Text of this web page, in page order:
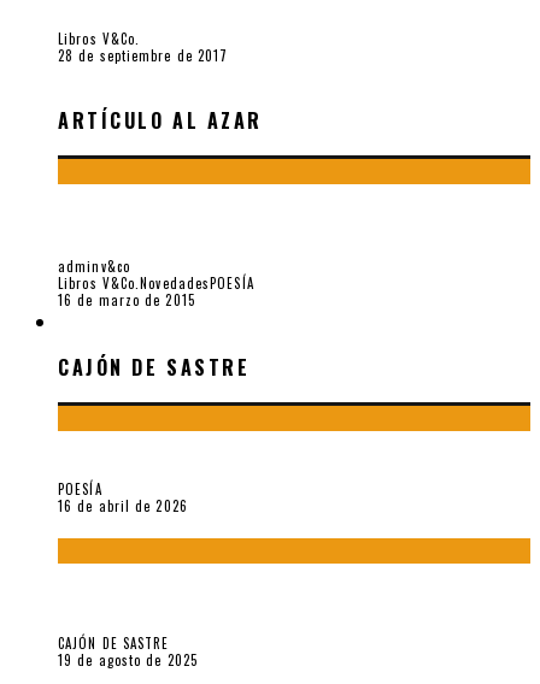
Libros V&Co.
28 de septiembre de 2017
ARTÍCULO AL AZAR
adminv&co
Libros V&Co.NovedadesPOESÍA
16 de marzo de 2015
CAJÓN DE SASTRE
POESÍA
16 de abril de 2026
CAJÓN DE SASTRE
19 de agosto de 2025